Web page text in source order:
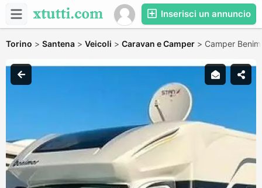
Inserisci un annuncio
Torino > Santena > Veicoli > Caravan e Camper > Camper